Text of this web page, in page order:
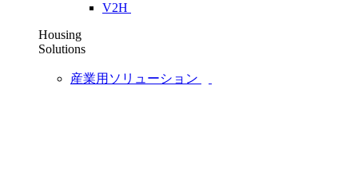
V2H
Housing
Solutions
産業用ソリューション